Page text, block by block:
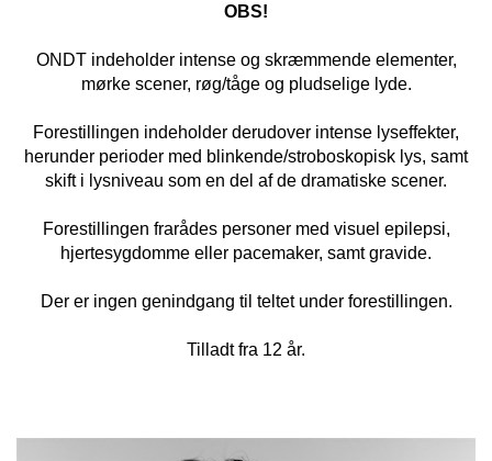
OBS!
ONDT indeholder intense og skræmmende elementer,
mørke scener, røg/tåge og pludselige lyde.
Forestillingen indeholder derudover intense lyseffekter,
herunder perioder med blinkende/stroboskopisk lys, samt
skift i lysniveau som en del af de dramatiske scener.
Forestillingen frarådes personer med visuel epilepsi,
hjertesygdomme eller pacemaker, samt gravide.
Der er ingen genindgang til teltet under forestillingen.
Tilladt fra 12 år.